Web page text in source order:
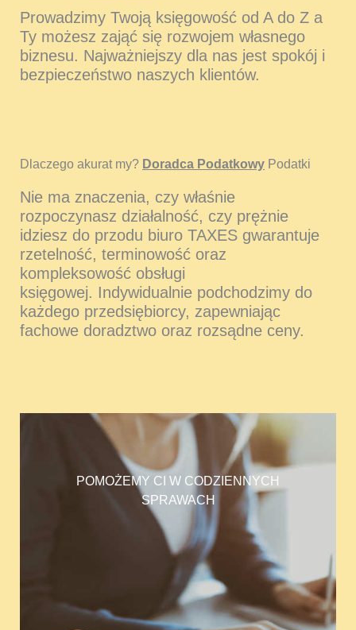
Prowadzimy Twoją księgowość od A do Z a
Ty możesz zająć się rozwojem własnego
biznesu. Najważniejszy dla nas jest spokój i
bezpieczeństwo naszych klientów.
Dlaczego akurat my? Doradca Podatkowy Podatki
Nie ma znaczenia, czy właśnie
rozpoczynasz działalność, czy prężnie
idziesz do przodu biuro TAXES gwarantuje
rzetelność, terminowość oraz
kompleksowość obsługi
księgowej. Indywidualnie podchodzimy do
każdego przedsiębiorcy, zapewniając
fachowe doradztwo oraz rozsądne ceny.
POMOŻEMY CI W CODZIENNYCH
SPRAWACH